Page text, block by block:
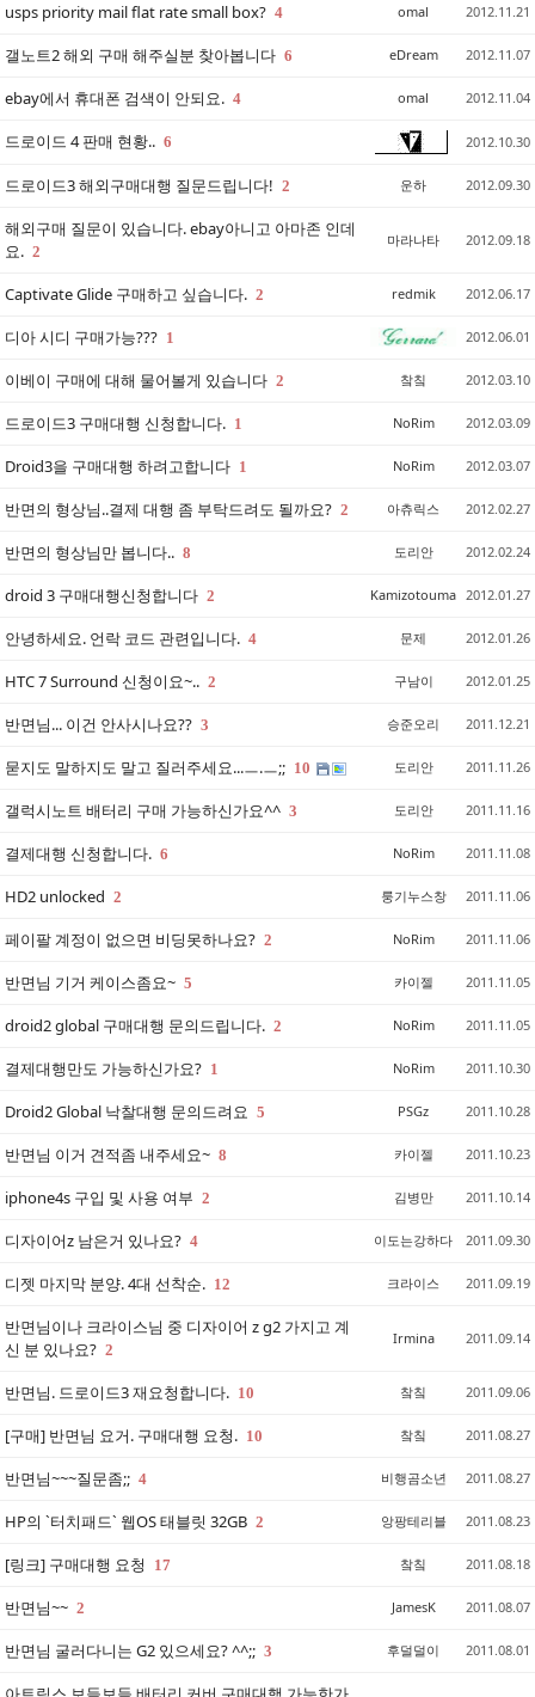
usps priority mail flat rate small box? 4 omal 2012.11.21
갤노트2 해외 구매 해주실분 찾아봅니다 6 eDream 2012.11.07
ebay에서 휴대폰 검색이 안되요. 4 omal 2012.11.04
드로이드 4 판매 현황.. 6 2012.10.30
드로이드3 해외구매대행 질문드립니다! 2 운하 2012.09.30
해외구매 질문이 있습니다. ebay아니고 아마존 인데
요. 2
마라나타 2012.09.18
Captivate Glide 구매하고 싶습니다. 2 redmik 2012.06.17
디아 시디 구매가능??? 1 2012.06.01
이베이 구매에 대해 물어볼게 있습니다 2 챀칰 2012.03.10
드로이드3 구매대행 신청합니다. 1 NoRim 2012.03.09
Droid3을 구매대행 하려고합니다 1 NoRim 2012.03.07
반면의 형상님..결제 대행 좀 부탁드려도 될까요? 2 아츄릭스 2012.02.27
반면의 형상님만 봅니다.. 8 도리안 2012.02.24
droid 3 구매대행신청합니다 2 Kamizotouma 2012.01.27
안녕하세요. 언락 코드 관련입니다. 4 문제 2012.01.26
HTC 7 Surround 신청이요~.. 2 구남이 2012.01.25
반면님... 이건 안사시나요?? 3 승준오리 2011.12.21
묻지도 말하지도 말고 질러주세요...ㅡ.ㅡ;; 10 도리안 2011.11.26
갤럭시노트 배터리 구매 가능하신가요^^ 3 도리안 2011.11.16
결제대행 신청합니다. 6 NoRim 2011.11.08
HD2 unlocked 2 룽기누스창 2011.11.06
페이팔 계정이 없으면 비딩못하나요? 2 NoRim 2011.11.06
반면님 기거 케이스좀요~ 5 카이젤 2011.11.05
droid2 global 구매대행 문의드립니다. 2 NoRim 2011.11.05
결제대행만도 가능하신가요? 1 NoRim 2011.10.30
Droid2 Global 낙찰대행 문의드려요 5 PSGz 2011.10.28
반면님 이거 견적좀 내주세요~ 8 카이젤 2011.10.23
iphone4s 구입 및 사용 여부 2 김병만 2011.10.14
디자이어z 남은거 있나요? 4 이도는강하다 2011.09.30
디젯 마지막 분양. 4대 선착순. 12 크라이스 2011.09.19
반면님이나 크라이스님 중 디자이어 z g2 가지고 계
신 분 있나요? 2
Irmina 2011.09.14
반면님. 드로이드3 재요청합니다. 10 챀칰 2011.09.06
[구매] 반면님 요거. 구매대행 요청. 10 챀칰 2011.08.27
반면님~~~질문좀;; 4 비행곰소년 2011.08.27
HP의 `터치패드` 웹OS 태블릿 32GB 2 앙팡테리블 2011.08.23
[링크] 구매대행 요청 17 챀칰 2011.08.18
반면님~~ 2 JamesK 2011.08.07
반면님 굴러다니는 G2 있으세요? ^^;; 3 후덜덜이 2011.08.01